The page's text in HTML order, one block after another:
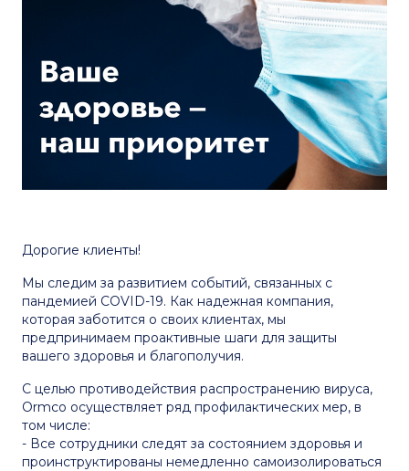
Дорогие клиенты!
Мы следим за развитием событий, связанных с
пандемией COVID-19. Как надежная компания,
которая заботится о своих клиентах, мы
предпринимаем проактивные шаги для защиты
вашего здоровья и благополучия.
С целью противодействия распространению вируса,
Ormco осуществляет ряд профилактических мер, в
том числе:
- Все сотрудники следят за состоянием здоровья и
проинструктированы немедленно самоизолироваться